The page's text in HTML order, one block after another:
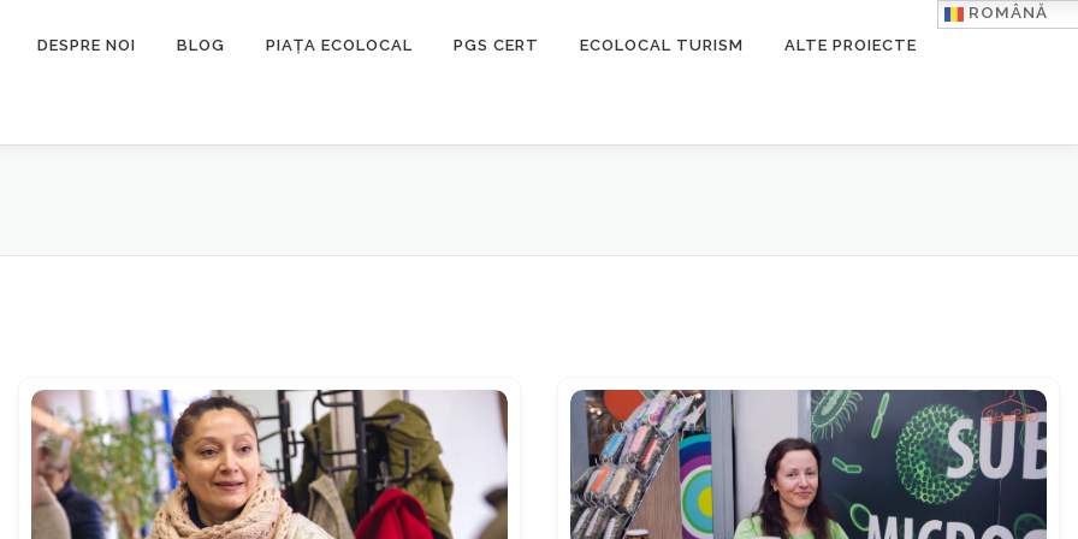
DESPRE NOI BLOG PIAȚA ECOLOCAL PGS CERT ECOLOCAL TURISM ALTE PROIECTE
ROMÂNĂ